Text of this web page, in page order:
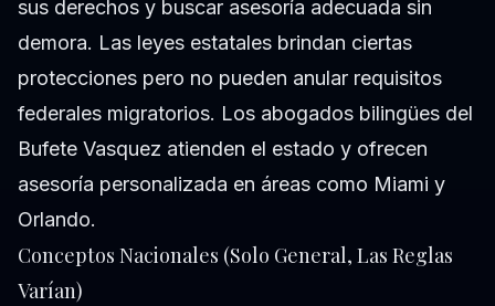
sus derechos y buscar asesoría adecuada sin
demora. Las leyes estatales brindan ciertas
protecciones pero no pueden anular requisitos
federales migratorios. Los abogados bilingües del
Bufete Vasquez atienden el estado y ofrecen
asesoría personalizada en áreas como Miami y
Orlando.
Conceptos Nacionales (Solo General, Las Reglas
Varían)